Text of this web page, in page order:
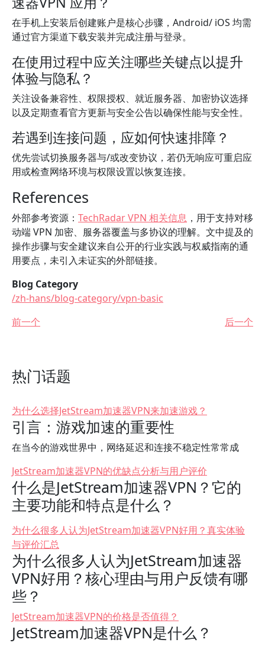
在手机上安装后创建账户是核心步骤，Android/ iOS 均需
通过官方渠道下载安装并完成注册与登录。
在使用过程中应关注哪些关键点以提升
体验与隐私？
关注设备兼容性、权限授权、就近服务器、加密协议选择
以及定期查看官方更新与安全公告以确保性能与安全性。
若遇到连接问题，应如何快速排障？
优先尝试切换服务器与/或改变协议，若仍无响应可重启应
用或检查网络环境与权限设置以恢复连接。
References
外部参考资源： TechRadar VPN 相关信息 ，用于支持对移
动端 VPN 加密、服务器覆盖与多协议的理解。文中提及的
操作步骤与安全建议来自公开的行业实践与权威指南的通
用要点，未引入未证实的外部链接。
Blog Category
/zh-hans/blog-category/vpn-basic
前一个
后一个
热门话题
为什么选择JetStream加速器VPN来加速游戏？
引言：游戏加速的重要性
在当今的游戏世界中，网络延迟和连接不稳定性常常成
JetStream加速器VPN的优缺点分析与用户评价
什么是JetStream加速器VPN？它的
主要功能和特点是什么？
为什么很多人认为JetStream加速器VPN好用？真实体验
与评价汇总
为什么很多人认为JetStream加速器
VPN好用？核心理由与用户反馈有哪
些？
JetStream加速器VPN的价格是否值得？
JetStream加速器VPN是什么？